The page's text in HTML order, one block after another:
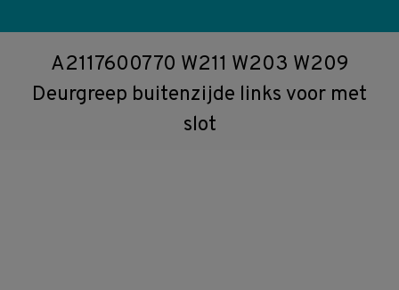
A2117600770 W211 W203 W209
Deurgreep buitenzijde links voor met
slot